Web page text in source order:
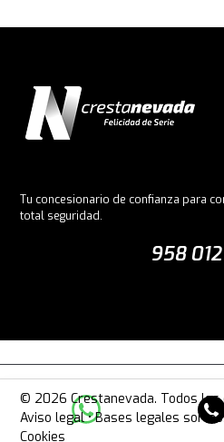
Tu concesionario de confianza para
total seguridad.
958
© 2026 Crestanevada. Todos los
Aviso legal•Bases legales
Cookies